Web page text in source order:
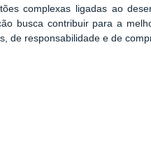
complexas ligadas ao
busca contribuir para a
de responsabilidade e de